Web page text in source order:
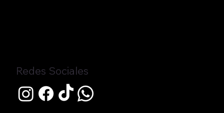
Redes Sociales